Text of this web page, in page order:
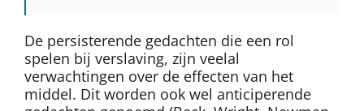
De persisterende gedachten die een rol
spelen bij verslaving, zijn veelal
verwachtingen over de effecten van het
middel. Dit worden ook wel anticiperende